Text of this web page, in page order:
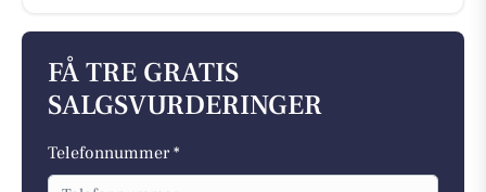
FÅ TRE GRATIS
SALGSVURDERINGER
Telefonnummer *